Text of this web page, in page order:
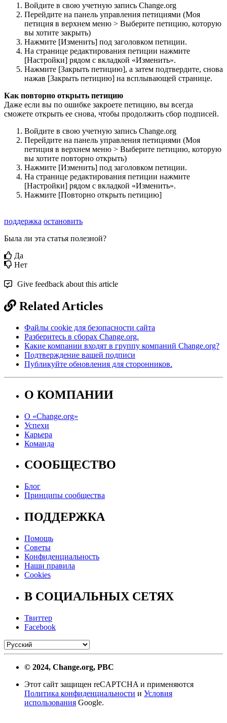
Войдите в свою учетную запись Change.org
Перейдите на панель управления петициями (Моя
петиция в верхнем меню > Выберите петицию, которую
вы хотите закрыть)
Нажмите [Изменить] под заголовком петиции.
На странице редактирования петиции нажмите
[Настройки] рядом с вкладкой «Изменить».
Нажмите [Закрыть петицию], а затем подтвердите, снова
нажав [Закрыть петицию] на всплывающей странице.
Как повторно открыть петицию
Даже если вы по ошибке закроете петицию, вы всегда
сможете открыть ее снова, чтобы продолжить сбор подписей.
Войдите в свою учетную запись Change.org
Перейдите на панель управления петициями (Моя
петиция в верхнем меню > Выберите петицию, которую
вы хотите повторно открыть)
Нажмите [Изменить] под заголовком петиции.
На странице редактирования петиции нажмите
[Настройки] рядом с вкладкой «Изменить».
Нажмите [Повторно открыть петицию]
поддержка остановить
Была ли эта статья полезной?
Да
Нет
Give feedback about this article
Related Articles
Файлы cookie для безопасности сайта
Разберитесь в сборах Change.org.
Какие компании входят в группу компаний Change.org?
Подтверждение вашей подписи
Публикуйте обновления для сторонников.
О КОМПАНИИ
О «Change.org»
Успехи
Карьера
Команда
СООБЩЕСТВО
Блог
Принципы сообщества
ПОДДЕРЖКА
Помощь
Советы
Конфиденциальность
Наши правила
Cookies
В СОЦИАЛЬНЫХ СЕТЯХ
Твиттер
Facebook
© 2024, Change.org, PBC
Этот сайт защищен reCAPTCHA и применяются
Политика конфиденциальности и Условия
использования Google.